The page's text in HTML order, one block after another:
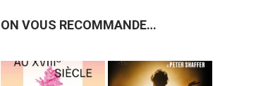
ON VOUS RECOMMANDE…